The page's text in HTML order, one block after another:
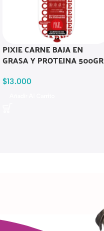
PIXIE CARNE BAJA EN
GRASA Y PROTEINA 500GR
$13.000